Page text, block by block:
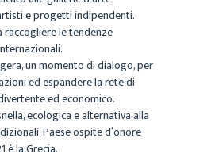
e progetti indipendenti.
raccogliere le tendenze
un momento di dialogo, per
ed espandere la rete di
ed economico.
ecologica e alternativa alla
Paese ospite d’onore
è la Grecia.